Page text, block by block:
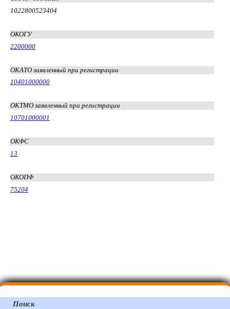
1022800523404
ОКОГУ
2200000
ОКАТО заявленный при регистрации
10401000000
ОКТМО заявленный при регистрации
10701000001
ОКФС
13
ОКОПФ
75204
Поиск